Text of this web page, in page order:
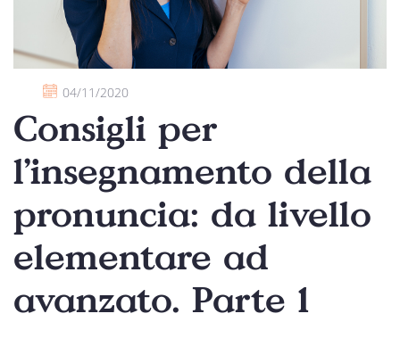
04/11/2020
Consigli per
l’insegnamento della
pronuncia: da livello
elementare ad
avanzato. Parte 1